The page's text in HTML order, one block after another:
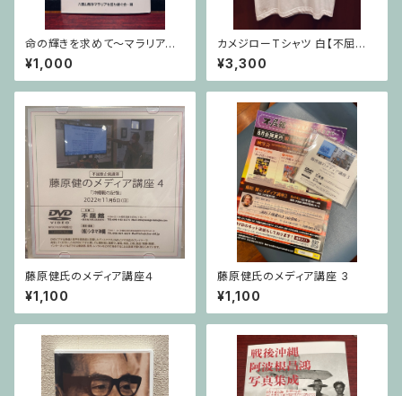
命の輝きを求めて〜マラリアを
生き抜いた人々の証言〜
¥1,000
カメジローTシャツ 白【不屈館
オリジナル】
¥3,300
藤原健氏のメディア講座４
¥1,100
藤原健氏のメディア講座 3
¥1,100